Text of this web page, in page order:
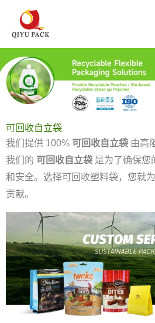
可回收自立袋
我们提供 100% 可回收自立袋 由高
我们的 可回收自立袋 是为了确保您
和安全。选择可回收塑料袋，您就
贡献。